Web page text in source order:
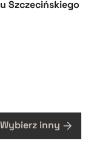
Szczecińskiego
Wybierz inny